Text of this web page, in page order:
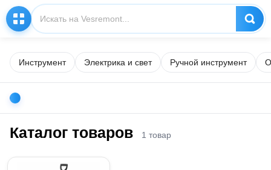
Инструмент Электрика и свет Ручной инструмент
Каталог товаров 1 товар